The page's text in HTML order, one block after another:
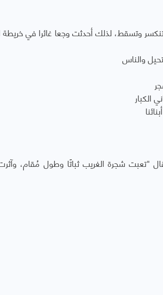
تنكسر وتسقط، لذلك أحدثت وجعا غائرا في
والناس
الكبار
"تعبت شجرة الغريب ثباتًا وطول مُقام،